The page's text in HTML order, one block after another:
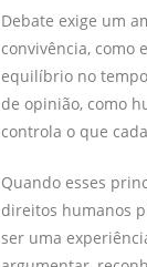
Debate exige um
convivência, como
equilíbrio no
de opinião, como
controla o que
Quando esses
direitos humanos
ser uma